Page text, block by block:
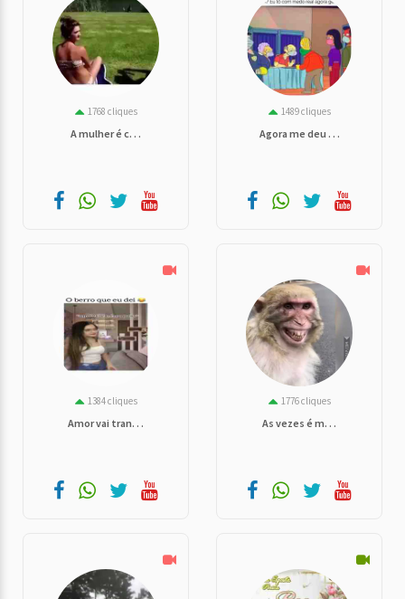
1768 cliques
A mulher é c. . .
1489 cliques
Agora me deu . . .
1384 cliques
Amor vai tran. . .
1776 cliques
As vezes é m. . .